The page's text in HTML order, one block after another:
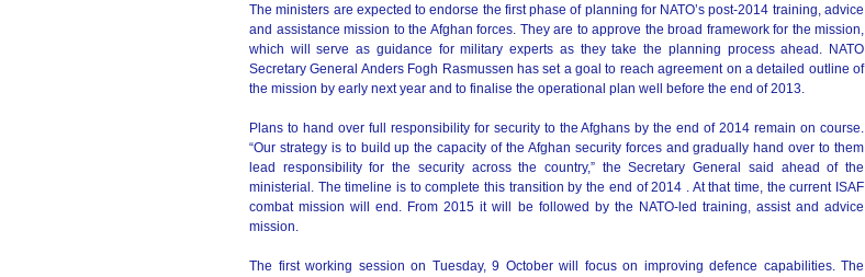
The ministers are expected to endorse the first phase of planning for NATO’s post-2014 training, advice
and assistance mission to the Afghan forces. They are to approve the broad framework for the mission,
which will serve as guidance for military experts as they take the planning process ahead. NATO
Secretary General Anders Fogh Rasmussen has set a goal to reach agreement on a detailed outline of
the mission by early next year and to finalise the operational plan well before the end of 2013.
Plans to hand over full responsibility for security to the Afghans by the end of 2014 remain on course.
“Our strategy is to build up the capacity of the Afghan security forces and gradually hand over to them
lead responsibility for the security across the country,” the Secretary General said ahead of the
ministerial. The timeline is to complete this transition by the end of 2014 . At that time, the current ISAF
combat mission will end. From 2015 it will be followed by the NATO-led training, assist and advice
mission.
The first working session on Tuesday, 9 October will focus on improving defence capabilities. The